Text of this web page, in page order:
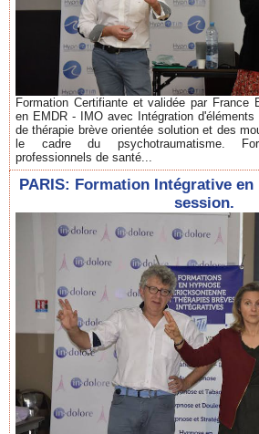
Formation Certifiante et validée par France
en EMDR - IMO avec Intégration d'éléments
de thérapie brève orientée solution et des
le cadre du psychotraumatisme.
professionnels de santé...
PARIS: Formation Intégrative en
session.